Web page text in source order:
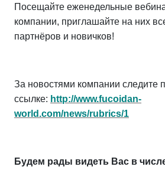
Посещайте еженедельные
компании, приглашайте на них
партнёров и новичков!
За новостями компании следите
ссылке: http://www.fucoidan-
world.com/news/rubrics/1
Будем рады видеть Вас в